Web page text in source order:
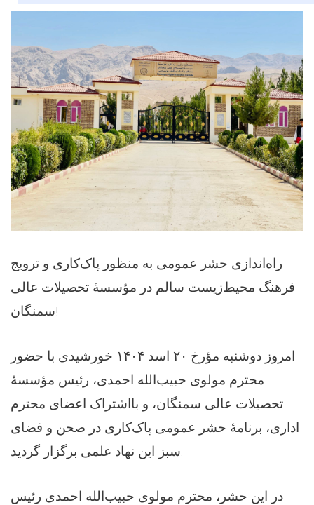
راه‌اندازی حشر عمومی به منظور پاک‌کاری و ترویج
فرهنگ محیط‌زیست سالم در مؤسسهٔ تحصیلات عالی
سمنگان!
امروز دوشنبه مؤرخ ۲۰ اسد ۱۴۰۴ خورشیدی با حضور
محترم مولوی حبیب‌الله احمدی، رئیس مؤسسهٔ
تحصیلات عالی سمنگان، و بااشتراک اعضای محترم
اداری، برنامهٔ حشر عمومی پاک‌کاری در صحن و فضای
در این حشر، محترم مولوی حبیب‌الله احمدی رئیس